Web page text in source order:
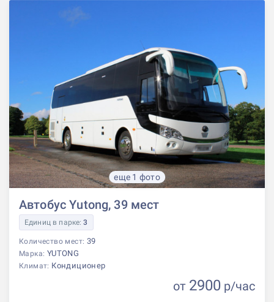
еще 1 фото
Автобус Yutong, 39 мест
Единиц в парке:3
Количество мест: 39
Марка: YUTONG
Климат: Кондиционер
от 2900 р/час